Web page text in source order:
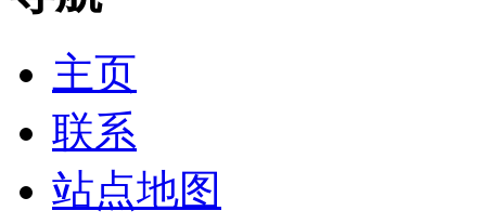
主页
联系
站点地图